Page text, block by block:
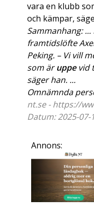
vara en klubb
och kämpar,
Sammanhang:
framtidslöfte
Peking. – Vi vill
som äruppevid
säger han. ...
Omnämnda
nt.se - https://
Datum: 2025-07-
Annons: